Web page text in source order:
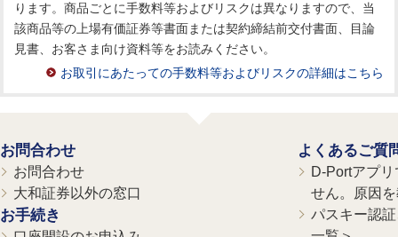
ります。商品ごとに手数料等およびリスクは異なりますので、当
該商品等の上場有価証券等書面または契約締結前交付書面、目論
見書、お客さま向け資料等をお読みください。
お取引にあたっての手数料等およびリスクの詳細はこちら
お問合わせ
お問合わせ
大和証券以外の窓口
お手続き
よくあるご質
D-Portアプ
せん。原因
パスキー認